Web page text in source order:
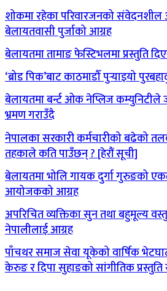
शोकमा रहेका परिवारजनको संवेदनशील
बेलायतवासी पुर्जाको आग्रह
बेलायतमा तामाङ फेस्टिभलमा प्रस्तुति
‘ब्रोड पिक’बाट काठमाडौँ पुर्‍याइयो
बेलायतमा बर्न्ट ओक नेप्लिज कम्युनिटीले
भ्रमण गराउँदै
नेपालका सरकारी कर्मचारीको बढेको
तहकाले कति पाउँछन् ? [हेरौं सूची]
बेलायतमा भोलि गायक दुर्गा गुरुङको
आयोजकको आग्रह
अपरिचित व्यक्तिका सुन तथा बहुमूल्य
नेपालीलाई आग्रह
पाँचथर समाज सेवा यूकेको वार्षिक
केरुङ र दिपा सुहाङको सांगीतिक प्रस्तुति